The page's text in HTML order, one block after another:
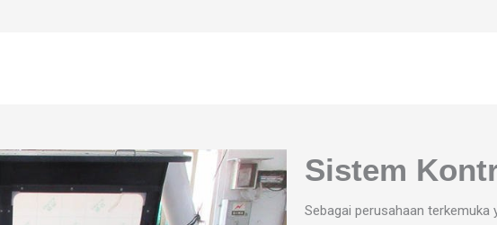
Sistem
Sebagai perusahaan